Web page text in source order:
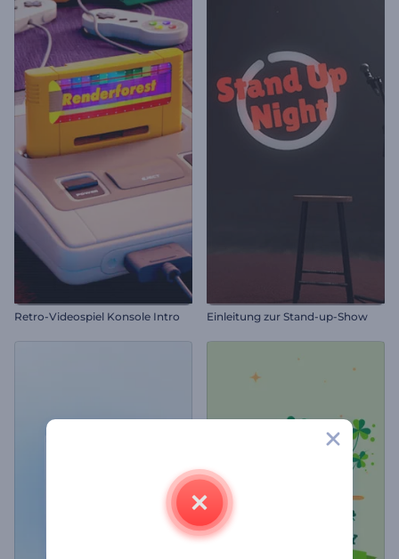
Retro-Videospiel Konsole Intro Einleitung zur Stand-up-Show